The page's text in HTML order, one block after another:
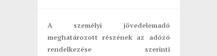
A személyi jövedelemadó
meghatározott részének az adózó
rendelkezése szerinti